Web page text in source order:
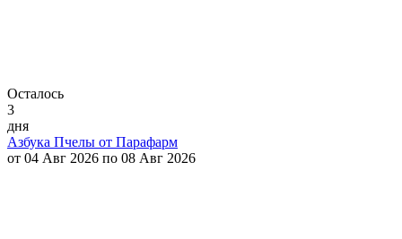
Осталось
3
дня
Азбука Пчелы от Парафарм
от 04 Авг 2026 по 08 Авг 2026